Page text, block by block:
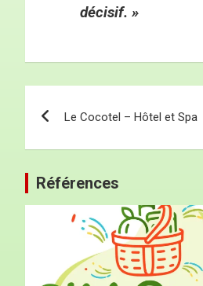
décisif. »
Le Cocotel – Hôtel et Spa
Références